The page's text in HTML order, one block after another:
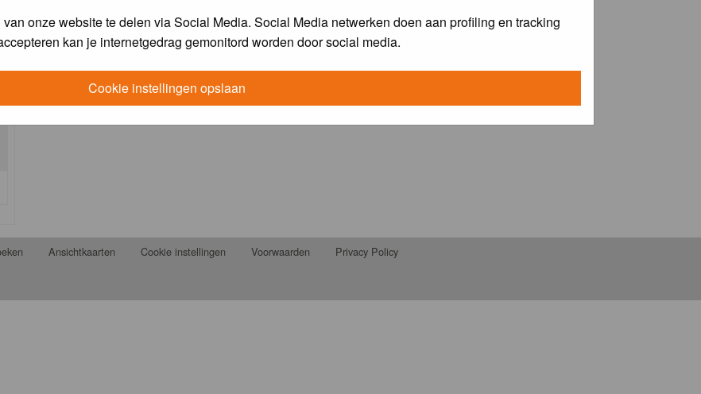
onze website te delen via Social Media. Social Media netwerken doen aan profiling en tracking
kan je internetgedrag gemonitord worden door social media.
Cookie instellingen opslaan
Ansichtkaarten Cookie instellingen Voorwaarden Privacy Policy